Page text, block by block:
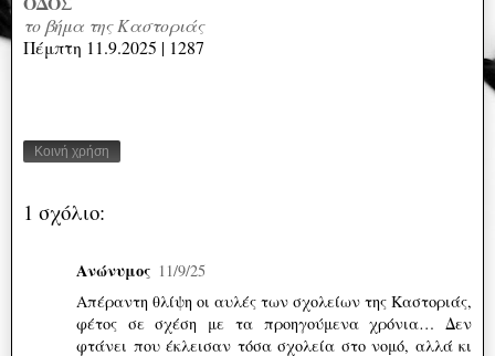
το βήμα της Καστοριάς
Πέμπτη 11.9.2025 | 1287
Κοινή χρήση
1 σχόλιο:
Ανώνυμος 11/9/25
Απέραντη θλίψη οι αυλές των σχολείων της Καστοριάς,
φέτος σε σχέση με τα προηγούμενα χρόνια… Δεν
φτάνει που έκλεισαν τόσα σχολεία στο νομό, αλλά κι